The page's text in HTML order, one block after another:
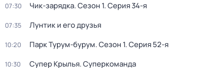
07:30 Чик-зарядка. Сезон 1. Серия 34-я
07:35 Лунтик и его друзья
10:20 Парк Турум-бурум. Сезон 1. Серия 52-я
10:30 Супер Крылья. Суперкоманда